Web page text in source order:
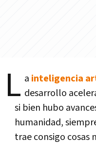
L a inteligencia
desarrollo
si bien hubo
humanidad,
trae consigo cosas